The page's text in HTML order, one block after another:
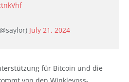
July 21, 2024
für Bitcoin und die